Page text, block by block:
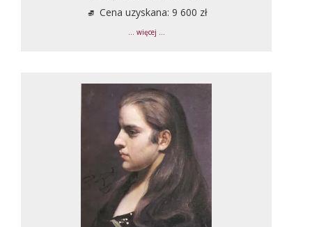
Cena uzyskana: 9 600 zł
... więcej ...